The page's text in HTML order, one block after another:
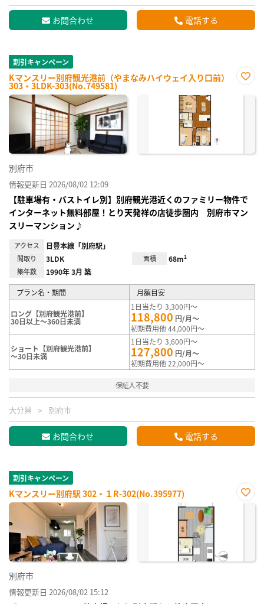
お問合わせ 電話する
割引キャンペーン
Kマンスリー別府観光港前（やまなみハイウェイ入り口前）
303・3LDK-303(No.749581)
に入
別府市
情報更新日 2026/08/02 12:09
【駐車場有・バストイレ別】別府観光港近くのファミリー物件で
インターネット無料部屋！とり天発祥の店徒歩圏内 別府市マン
スリーマンション♪
アクセス 日豊本線「別府駅」
間取り 3LDK 面積 68m²
築年数 1990年 3月 築
プラン名・期間 月額目安
ロング【別府観光港前】
30日以上～360日未満
1日当たり 3,300円～
118,800 円/月～
初期費用他 44,000円～
ショート【別府観光港前】
～30日未満
1日当たり 3,600円～
127,800 円/月～
初期費用他 22,000円～
保証人不要
大分県 別府市
お問合わせ 電話する
割引キャンペーン
Kマンスリー別府駅 302・１R-302(No.395977)
お気
別府市
情報更新日 2026/08/02 15:12